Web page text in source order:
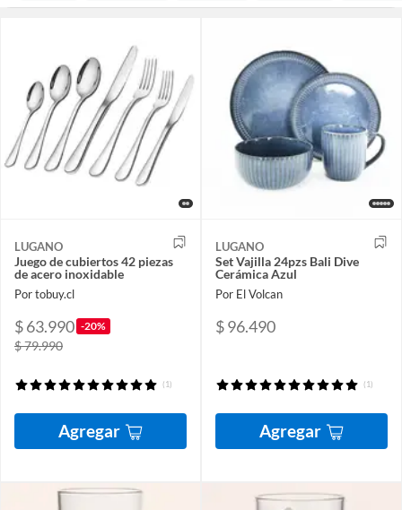
LUGANO
Juego de cubiertos 42 piezas
de acero inoxidable
Por tobuy.cl
$ 63.990 -20%
$ 79.990
(1)
Agregar
LUGANO
Set Vajilla 24pzs Bali Dive
Cerámica Azul
Por El Volcan
$ 96.490
(1)
Agregar